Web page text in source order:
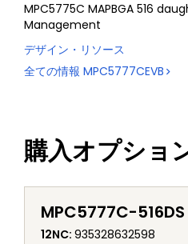
MPC5775C MAPBGA 516
Management
デザイン・リソース
全ての情報 MPC5777CEVB
購入オプショ
MPC5777C-516DS
12NC: 935328632598